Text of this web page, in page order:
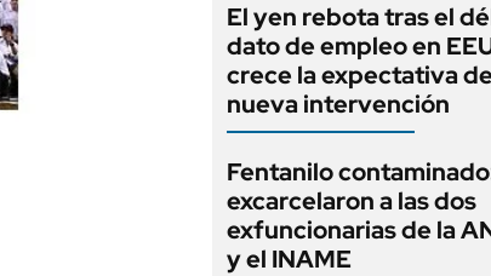
El yen rebota tras el
dato de empleo en
crece la expectativa
nueva intervención
Fentanilo
excarcelaron a las dos
exfuncionarias de la
y el INAME